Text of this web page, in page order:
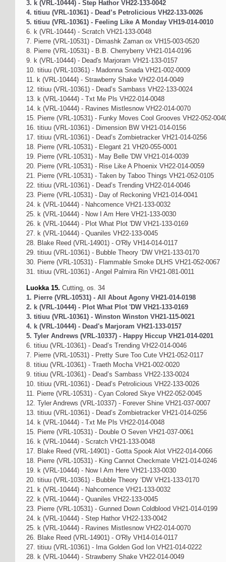
3. k (VRL-10444) - Step Hathor VH22-133-0042
4. titiuu (VRL-10361) - Dead’s Petrolicious VH22-133-0026
5. titiuu (VRL-10361) - Feeling Like A Monday VH19-014-0010
6. k (VRL-10444) - Scratch VH21-133-0048
7. Pierre (VRL-10531) - Dimashk Zaman ox VH15-003-0520
8. Pierre (VRL-10531) - B.B. Cherryberry VH21-014-0196
9. k (VRL-10444) - Dead's Marjoram VH21-133-0157
10. titiuu (VRL-10361) - Madonna Snada VH21-002-0009
11. k (VRL-10444) - Strawberry Shake VH22-014-0049
12. titiuu (VRL-10361) - Dead’s Sambass VH22-133-0024
13. k (VRL-10444) - Txt Me Pls VH22-014-0048
14. k (VRL-10444) - Ravines Mistlesnow VH22-014-0070
15. Pierre (VRL-10531) - Funky Moves Cool Grooves VH22-052-
16. titiuu (VRL-10361) - Dimension BW VH21-014-0156
17. titiuu (VRL-10361) - Dead’s Zombietracker VH21-014-0256
18. Pierre (VRL-10531) - Elegant 21 VH20-055-0001
19. Pierre (VRL-10531) - May Belle 'DW VH21-014-0039
20. Pierre (VRL-10531) - Rise Like A Phoenix VH22-014-0059
21. Pierre (VRL-10531) - Taken by Taboo Things VH21-052-0105
22. titiuu (VRL-10361) - Dead’s Trending VH22-014-0046
23. Pierre (VRL-10531) - Day of Reckoning VH21-014-0041
24. k (VRL-10444) - Nahcomence VH21-133-0032
25. k (VRL-10444) - Now I Am Here VH21-133-0030
26. k (VRL-10444) - Plot What Plot 'DW VH21-133-0169
27. k (VRL-10444) - Quaniles VH22-133-0045
28. Blake Reed (VRL-14901) - O'Rly VH14-014-0117
29. titiuu (VRL-10361) - Bubble Theory ‘DW VH21-133-0170
30. Pierre (VRL-10531) - Flammable Smoke DLHS VH21-052-0067
31. titiuu (VRL-10361) - Angel Palmira Rin VH21-081-0011
Luokka 15. Cutting, os. 34
1. Pierre (VRL-10531) - All About Agony VH21-014-0198
2. k (VRL-10444) - Plot What Plot 'DW VH21-133-0169
3. titiuu (VRL-10361) - Winston Winston VH21-115-0021
4. k (VRL-10444) - Dead's Marjoram VH21-133-0157
5. Tyler Andrews (VRL-10337) - Happy Hiccup VH21-014-0201
6. titiuu (VRL-10361) - Dead’s Trending VH22-014-0046
7. Pierre (VRL-10531) - Pretty Sure Too Cute VH21-052-0117
8. titiuu (VRL-10361) - Traeth Mocha VH21-002-0020
9. titiuu (VRL-10361) - Dead’s Sambass VH22-133-0024
10. titiuu (VRL-10361) - Dead’s Petrolicious VH22-133-0026
11. Pierre (VRL-10531) - Cyan Colored Skye VH22-052-0045
12. Tyler Andrews (VRL-10337) - Forever Shine VH21-037-0007
13. titiuu (VRL-10361) - Dead’s Zombietracker VH21-014-0256
14. k (VRL-10444) - Txt Me Pls VH22-014-0048
15. Pierre (VRL-10531) - Double O Seven VH21-037-0061
16. k (VRL-10444) - Scratch VH21-133-0048
17. Blake Reed (VRL-14901) - Gotta Spook Alot VH22-014-0066
18. Pierre (VRL-10531) - King Cannot Checkmate VH21-014-0246
19. k (VRL-10444) - Now I Am Here VH21-133-0030
20. titiuu (VRL-10361) - Bubble Theory ‘DW VH21-133-0170
21. k (VRL-10444) - Nahcomence VH21-133-0032
22. k (VRL-10444) - Quaniles VH22-133-0045
23. Pierre (VRL-10531) - Gunned Down Coldblood VH21-014-0199
24. k (VRL-10444) - Step Hathor VH22-133-0042
25. k (VRL-10444) - Ravines Mistlesnow VH22-014-0070
26. Blake Reed (VRL-14901) - O'Rly VH14-014-0117
27. titiuu (VRL-10361) - Ima Golden God Ion VH21-014-0222
28. k (VRL-10444) - Strawberry Shake VH22-014-0049